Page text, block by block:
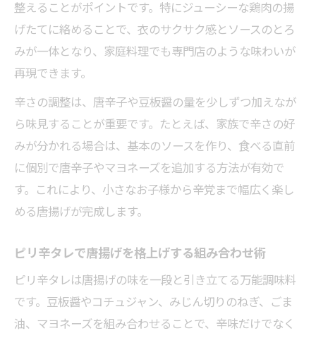
唐揚げ豆板醤マヨネーズアレンジの魅力
辛さ調整が自在な唐揚げソースの作り方
唐揚げに合うマヨネーズ入り辛味ソースの
唐揚げソースの辛さを調整する基本ポイン
唐揚げねぎまみれソースの作り方とアレン
ピリ辛好き必見！家庭で楽しむ唐揚げ指南
唐揚げのピリ辛タレで本格味を家庭で再現
唐揚げピリ辛ネギソースの人気アレンジ法
唐揚げを家庭料理で楽しむピリ辛の極意
整えることがポイントです。特にジューシーな鶏肉の揚
げたてに絡めることで、衣のサクサク感とソースのとろ
みが一体となり、家庭料理でも専門店のような味わいが
再現できます。
辛さの調整は、唐辛子や豆板醤の量を少しずつ加えなが
ら味見することが重要です。たとえば、家族で辛さの好
みが分かれる場合は、基本のソースを作り、食べる直前
に個別で唐辛子やマヨネーズを追加する方法が有効で
す。これにより、小さなお子様から辛党まで幅広く楽し
める唐揚げが完成します。
ピリ辛タレで唐揚げを格上げする組み合わせ術
ピリ辛タレは唐揚げの味を一段と引き立てる万能調味料
です。豆板醤やコチュジャン、みじん切りのねぎ、ごま
油、マヨネーズを組み合わせることで、辛味だけでなく